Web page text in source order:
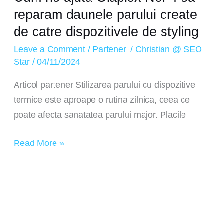
reparam daunele parului create
de catre dispozitivele de styling
Leave a Comment / Parteneri / Christian @ SEO
Star/04/11/2024
Articol partener Stilizarea parului cu dispozitive
termice este aproape o rutina zilnica, ceea ce
poate afecta sanatatea parului major. Placile
de
styling
Read More »